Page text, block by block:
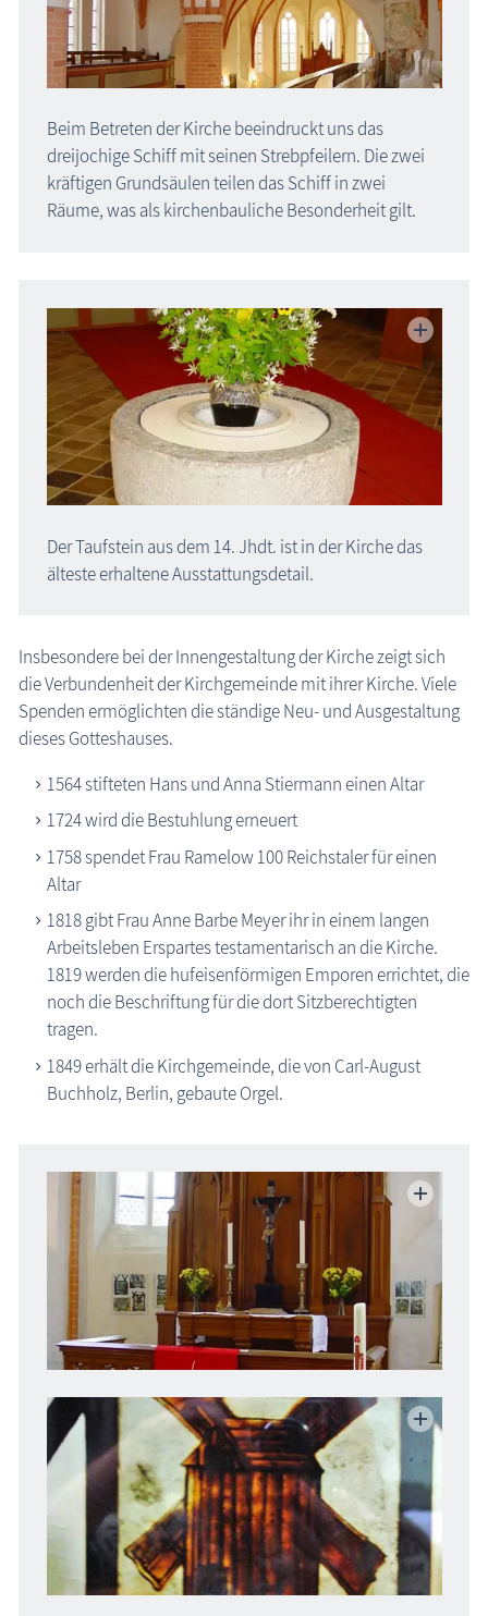
Beim Betreten der Kirche beeindruckt uns das
dreijochige Schiff mit seinen Strebpfeilern. Die zwei
kräftigen Grundsäulen teilen das Schiff in zwei
Räume, was als kirchenbauliche Besonderheit gilt.
Der Taufstein aus dem 14. Jhdt. ist in der Kirche das
älteste erhaltene Ausstattungsdetail.
Insbesondere bei der Innengestaltung der Kirche zeigt sich
die Verbundenheit der Kirchgemeinde mit ihrer Kirche. Viele
Spenden ermöglichten die ständige Neu- und Ausgestaltung
dieses Gotteshauses.
1564 stifteten Hans und Anna Stiermann einen Altar
1724 wird die Bestuhlung erneuert
1758 spendet Frau Ramelow 100 Reichstaler für einen
Altar
1818 gibt Frau Anne Barbe Meyer ihr in einem langen
Arbeitsleben Erspartes testamentarisch an die Kirche.
1819 werden die hufeisenförmigen Emporen errichtet, die
noch die Beschriftung für die dort Sitzberechtigten
tragen.
1849 erhält die Kirchgemeinde, die von Carl-August
Buchholz, Berlin, gebaute Orgel.